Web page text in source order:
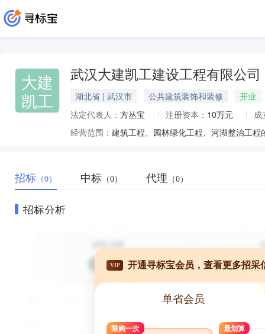
大建
凯工
武汉大建凯工建设工程有限公司
湖北省 | 武汉市 公共建筑装饰和装修
开业
法定代表人： 方丛宝 注册资本： 10万元
成
经营范围：
招标 （0） 中标 （0） 代理 （0）
招标分析
VIP 开通寻标宝会员，查看更多招采
单省会员
限购一次 最划算